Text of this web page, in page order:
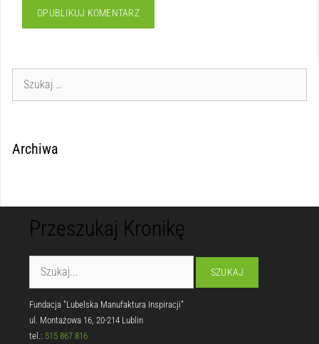
Archiwa
Przeszukaj Kronikę
Fundacja "Lubelska Manufaktura Inspiracji"
ul. Montażowa 16, 20-214 Lublin
tel.: 515 867 816